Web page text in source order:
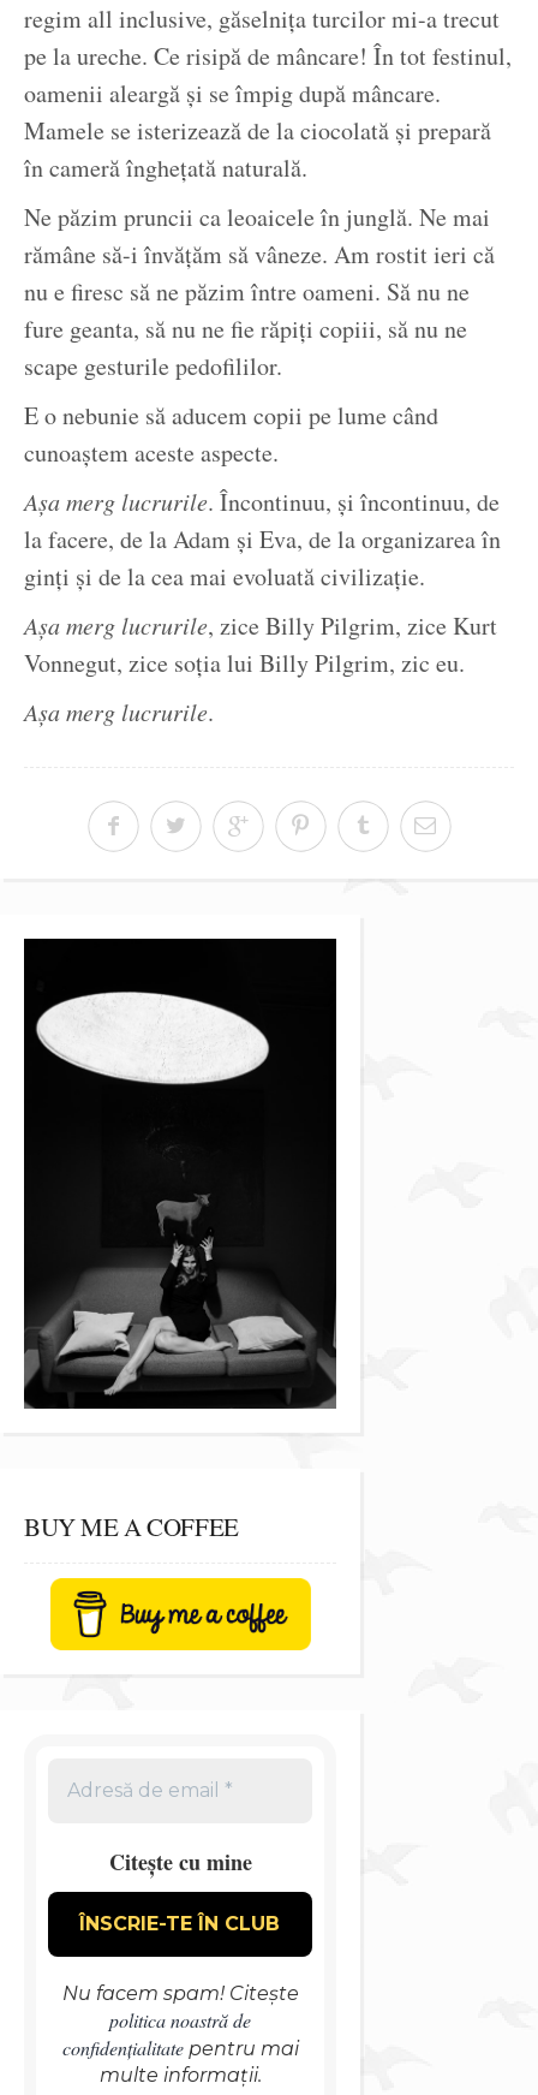
regim all inclusive, găselnița turcilor mi-a trecut
pe la ureche. Ce risipă de mâncare! În tot festinul,
oamenii aleargă și se împig după mâncare.
Mamele se isterizează de la ciocolată și prepară
în cameră înghețată naturală.
Ne păzim pruncii ca leoaicele în junglă. Ne mai
rămâne să-i învățăm să vâneze. Am rostit ieri că
nu e firesc să ne păzim între oameni. Să nu ne
fure geanta, să nu ne fie răpiți copiii, să nu ne
scape gesturile pedofililor.
E o nebunie să aducem copii pe lume când
cunoaștem aceste aspecte.
Așa merg lucrurile. Încontinuu, și încontinuu, de
la facere, de la Adam și Eva, de la organizarea în
ginți și de la cea mai evoluată civilizație.
Așa merg lucrurile, zice Billy Pilgrim, zice Kurt
Vonnegut, zice soția lui Billy Pilgrim, zic eu.
Așa merg lucrurile.
BUY ME A COFFEE
Citește cu mine
Nu facem spam! Citește
politica noastră de
confidențialitatepentru mai
multe informații.